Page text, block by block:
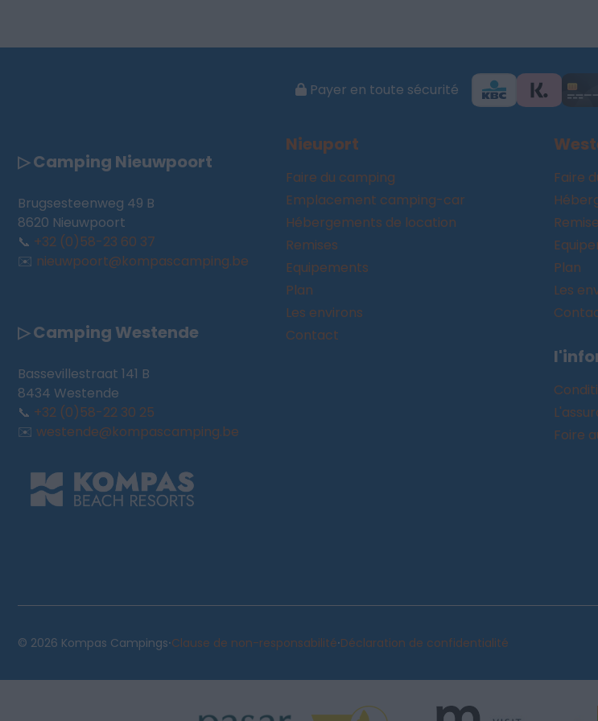
Payer en toute sécurité
▷ Camping Nieuwpoort
Brugsesteenweg 49 B
8620 Nieuwpoort
📞 +32 (0)58-23 60 37
✉️ nieuwpoort@kompascamping.be
▷ Camping Westende
Bassevillestraat 141 B
8434 Westende
📞 +32 (0)58-22 30 25
✉️ westende@kompascamping.be
Nieuport
Faire du camping
Emplacement camping-car
Hébergements de location
Remises
Equipements
Plan
Les environs
Contact
Faire
Plan
Les
Foire
© 2026 Kompas Campings·Clause de non-responsabilité·Déclaration de confidentialité